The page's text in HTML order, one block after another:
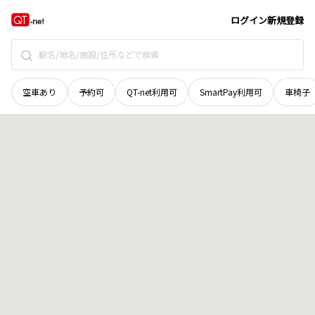
ログイン新規登録
空車あり 予約可 QT-net利用可 SmartPay利用可 車椅子
鳥取県